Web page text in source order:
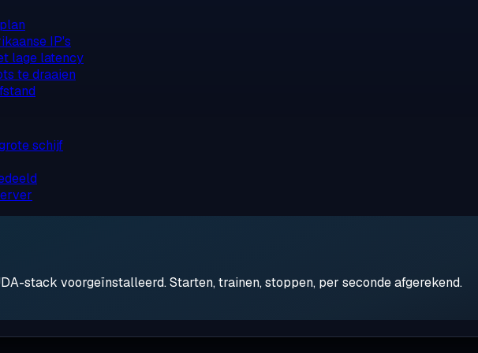
IP's
lage latency
te draaien
schijf
stack voorgeïnstalleerd. Starten, trainen, stoppen, per seconde afgerekend.